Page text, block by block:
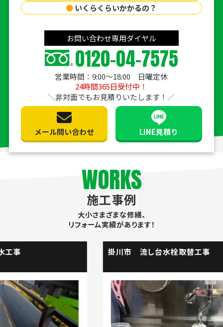
● いくらくらいかかるの？
お問い合わせ専用ダイヤル
0120-04-7575
営業時間：9:00〜18:00 日曜定休
24時間365日受付中！
非対面でもお見積りいたします！
メール問い合わせ LINE見積り
WORKS
施工事例
大小さまざまな修繕、
リフォーム実績があります！
掛川市 流し台水栓取替工事